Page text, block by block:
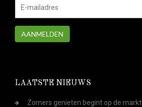
AANMELDEN
LAATSTE NIEUWS
Zomers genieten begint op de markt